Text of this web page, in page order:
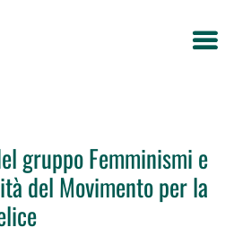
gruppo Femminismi e
del Movimento per la